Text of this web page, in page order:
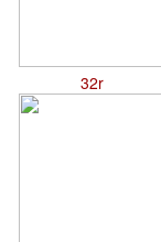
32r